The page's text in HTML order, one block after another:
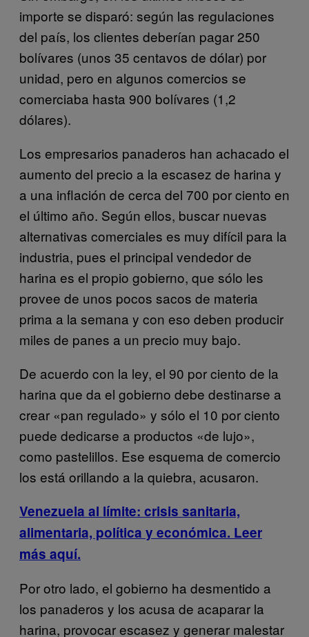
importe se disparó: según las regulaciones
del país, los clientes deberían pagar 250
bolívares (unos 35 centavos de dólar) por
unidad, pero en algunos comercios se
comerciaba hasta 900 bolívares (1,2
dólares).
Los empresarios panaderos han achacado el
aumento del precio a la escasez de harina y
a una inflación de cerca del 700 por ciento en
el último año. Según ellos, buscar nuevas
alternativas comerciales es muy difícil para la
industria, pues el principal vendedor de
harina es el propio gobierno, que sólo les
provee de unos pocos sacos de materia
prima a la semana y con eso deben producir
miles de panes a un precio muy bajo.
De acuerdo con la ley, el 90 por ciento de la
harina que da el gobierno debe destinarse a
crear «pan regulado» y sólo el 10 por ciento
puede dedicarse a productos «de lujo»,
como pastelillos. Ese esquema de comercio
los está orillando a la quiebra, acusaron.
Venezuela al límite: crisis sanitaria,
alimentaria, política y económica. Leer
más aquí.
Por otro lado, el gobierno ha desmentido a
los panaderos y los acusa de acaparar la
harina, provocar escasez y generar malestar